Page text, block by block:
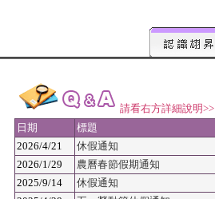
請看右方詳細說明>>
日期
標題
2026/4/21
休假通知
2026/1/29
農曆春節假期通知
2025/9/14
休假通知